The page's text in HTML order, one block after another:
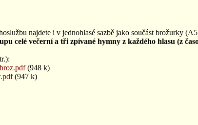
najdete i v jednohlasé sazbě jako součást brožurky
celé večerní a tři zpívané hymny z každého hlasu (z
(948 k)
(947 k)